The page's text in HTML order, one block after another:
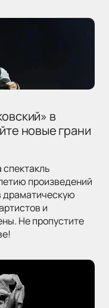
в
новые грани
произведений
драматическую
и
Не пропустите